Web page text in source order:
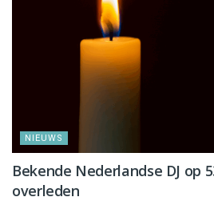
NIEUWS
Bekende Nederlandse DJ op
overleden